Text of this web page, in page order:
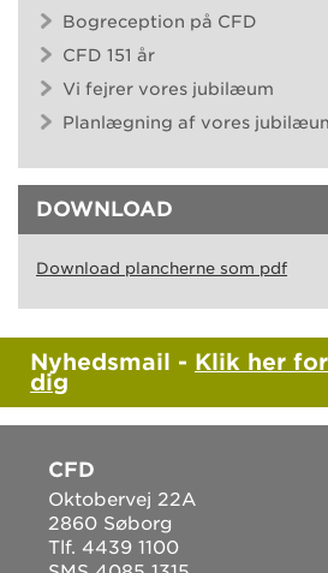
Bogreception på CFD
CFD 151 år
Vi fejrer vores jubilæum
Planlægning af vores
DOWNLOAD
Download plancherne som pdf
Nyhedsmail - Klik her
dig
CFD
Oktobervej 22A
2860 Søborg
Tlf. 4439 1100